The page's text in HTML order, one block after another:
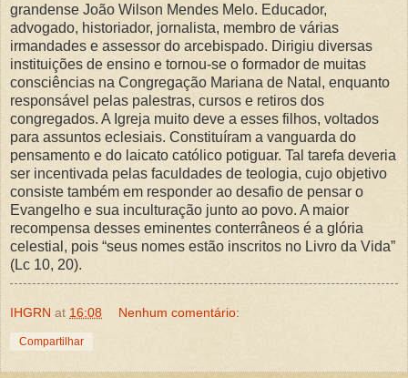
grandense João Wilson Mendes Melo. Educador,
advogado, historiador, jornalista, membro de várias
irmandades e assessor do arcebispado. Dirigiu diversas
instituições de ensino e tornou-se o formador de muitas
consciências na Congregação Mariana de Natal, enquanto
responsável pelas palestras, cursos e retiros dos
congregados. A Igreja muito deve a esses filhos, voltados
para assuntos eclesiais. Constituíram a vanguarda do
pensamento e do laicato católico potiguar. Tal tarefa deveria
ser incentivada pelas faculdades de teologia, cujo objetivo
consiste também em responder ao desafio de pensar o
Evangelho e sua inculturação junto ao povo. A maior
recompensa desses eminentes conterrâneos é a glória
celestial, pois “seus nomes estão inscritos no Livro da Vida”
(Lc 10, 20).
IHGRN at 16:08 Nenhum comentário:
Compartilhar